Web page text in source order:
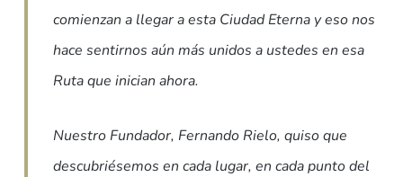
comienzan a llegar a esta Ciudad Eterna y eso nos
hace sentirnos aún más unidos a ustedes en esa
Ruta que inician ahora.
Nuestro Fundador, Fernando Rielo, quiso que
descubriésemos en cada lugar, en cada punto del